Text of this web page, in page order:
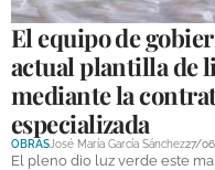
El equipo de
actual plantilla de
mediante la
especializada
OBRAS José María García Sánchez27/
El pleno dio luz verde este